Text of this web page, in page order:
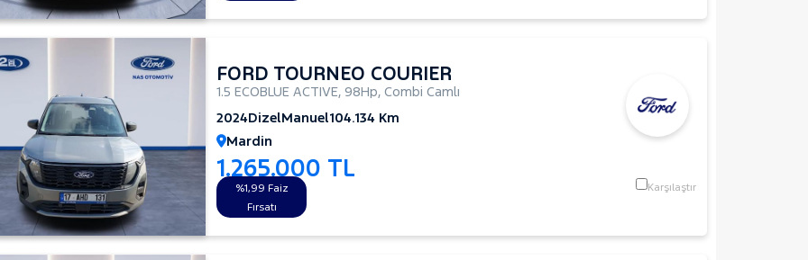
FORD TOURNEO COURIER
1.5 ECOBLUE ACTIVE, 98Hp, Combi Camlı
2024DizelManuel104.134 Km
Mardin
1.265.000 TL
%1,99 Faiz
Fırsatı
Karşılaştır